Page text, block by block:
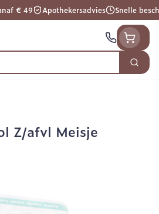
€ 49 Apothekersadvies Snelle
Zoek
Z/afvl Meisje